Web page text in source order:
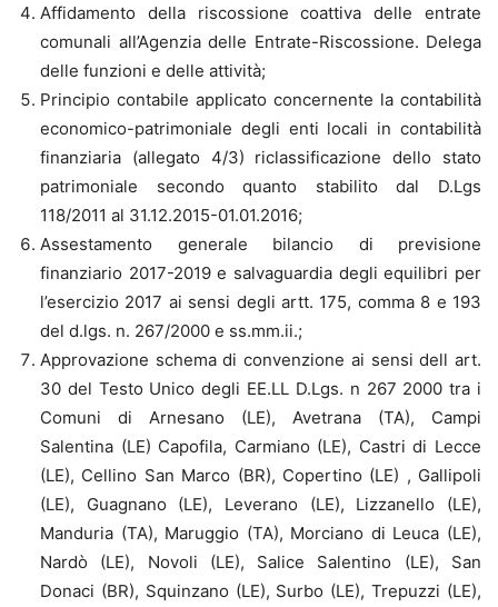
Affidamento della riscossione coattiva delle entrate
comunali all’Agenzia delle Entrate-Riscossione. Delega
delle funzioni e delle attività;
Principio contabile applicato concernente la contabilità
economico-patrimoniale degli enti locali in contabilità
finanziaria (allegato 4/3) riclassificazione dello stato
patrimoniale secondo quanto stabilito dal D.Lgs
118/2011 al 31.12.2015-01.01.2016;
Assestamento generale bilancio di previsione
finanziario 2017-2019 e salvaguardia degli equilibri per
l’esercizio 2017 ai sensi degli artt. 175, comma 8 e 193
del d.lgs. n. 267/2000 e ss.mm.ii.;
Approvazione schema di convenzione ai sensi dell art.
30 del Testo Unico degli EE.LL D.Lgs. n 267 2000 tra i
Comuni di Arnesano (LE), Avetrana (TA), Campi
Salentina (LE) Capofila, Carmiano (LE), Castri di Lecce
(LE), Cellino San Marco (BR), Copertino (LE) , Gallipoli
(LE), Guagnano (LE), Leverano (LE), Lizzanello (LE),
Manduria (TA), Maruggio (TA), Morciano di Leuca (LE),
Nardò (LE), Novoli (LE), Salice Salentino (LE), San
Donaci (BR), Squinzano (LE), Surbo (LE), Trepuzzi (LE),